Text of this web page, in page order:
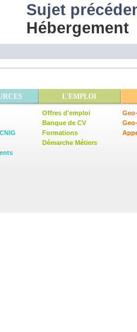
Sujet
L'EMPLOI
Offres d'emploi
Banque de CV
Formations
Démarche Métiers